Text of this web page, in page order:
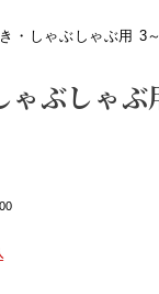
・しゃぶしゃぶ用
ぶしゃ